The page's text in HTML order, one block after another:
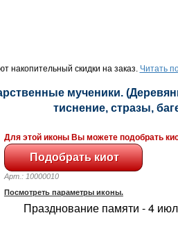
накопительный скидки на заказ. Читать
мученики.
тиснение, стразы,
Для этой иконы Вы можете подобрать
Арт.: 10000010
Посмотреть параметры иконы.
Празднование памяти - 4